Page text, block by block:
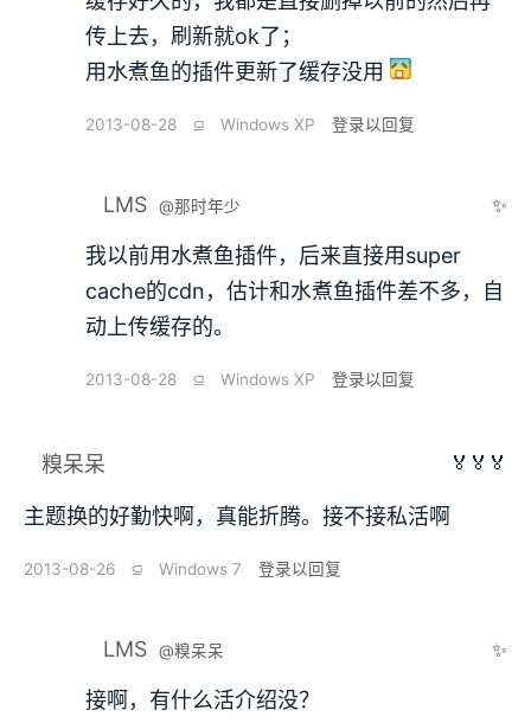
传上去，刷新就ok了；
用水煮鱼的插件更新了缓存没用
2013-08-28 ⫑ Windows XP 登录以回复
LMS @那时年少 ✨
我以前用水煮鱼插件，后来直接用super
cache的cdn，估计和水煮鱼插件差不多，自
动上传缓存的。
2013-08-28 ⫑ Windows XP 登录以回复
糗呆呆 🏅🏅🏅
主题换的好勤快啊，真能折腾。接不接私活啊
2013-08-26 ⫑ Windows 7 登录以回复
LMS @糗呆呆 ✨
接啊，有什么活介绍没？